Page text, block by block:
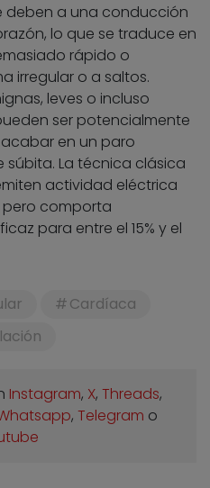
deben a una conducción
lo que se traduce en
rápido o
irregular o a saltos.
leves o incluso
ser potencialmente
en un paro
La técnica clásica
actividad eléctrica
pero comporta
para entre el 15% y el
Cardíaca
Instagram, X, Threads,
, Telegram o